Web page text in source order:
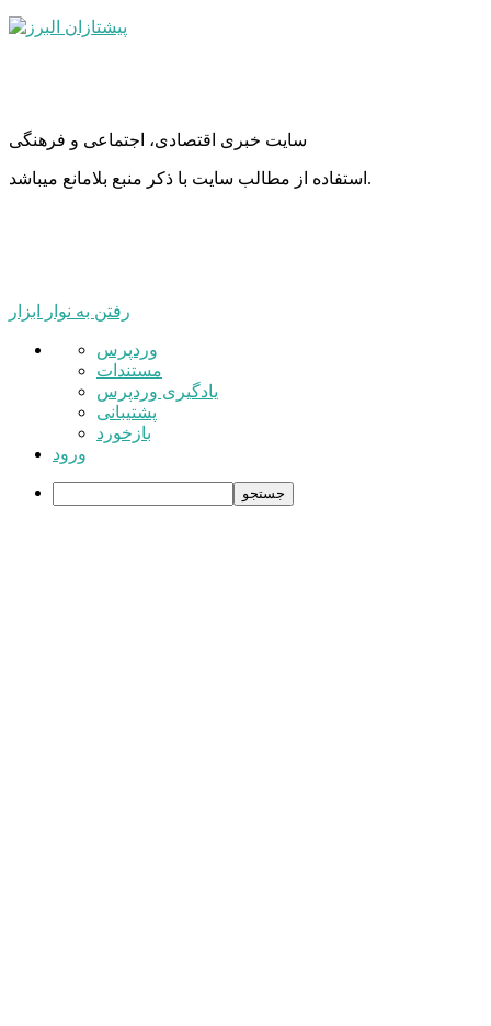
سایت خبری اقتصادی، اجتماعی و فرهنگی
استفاده از مطالب سایت با ذکر منبع بلامانع میباشد.
رفتن به نوار ابزار
درباره
وردپرس
وردپرس
مستندات
یادگیری وردپرس
پشتیبانی
بازخورد
ورود
جستجو